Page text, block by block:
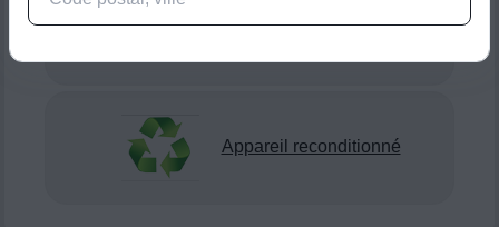
Objets connectés
Appareil reconditionné